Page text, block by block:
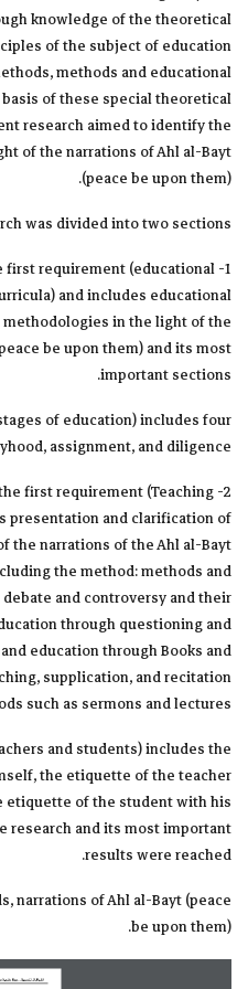
knowledge of the theoretical
of the subject of education
methods and educational
of these special theoretical
research aimed to identify the
of the narrations of Ahl al-Bayt
(peace be upon them).
was divided into two sections:
first requirement (educational
and includes educational
in the light of the
be upon them) and its most
important sections.
of education) includes four
assignment, and diligence.
first requirement (Teaching
presentation and clarification of
the narrations of the Ahl al-Bayt
the method: methods and
and controversy and their
through questioning and
education through Books and
supplication, and recitation
such as sermons and lectures.
and students) includes the
the etiquette of the teacher
etiquette of the student with his
research and its most important
results were reached.
narrations of Ahl al-Bayt (peace
be upon them).
اشـراقـات تنمــوية ... مجـلة علــمية